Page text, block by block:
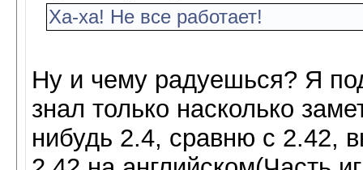
Ха-ха! Не все работает!
Ну и чему радуешься? Я
знал только насколько
нибудь 2.4, сравню с 2.42,